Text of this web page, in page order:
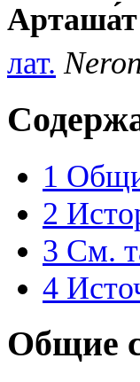
Арташа́т
лат.
1
2
3 См.
4
Общие